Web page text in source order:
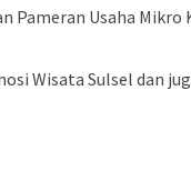
Usaha Mikro
Wisata Sulsel dan